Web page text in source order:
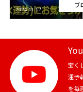
芸能界
テニス
スポーツ
競馬
ブ
2024.11.12
宝く
運予
を毎